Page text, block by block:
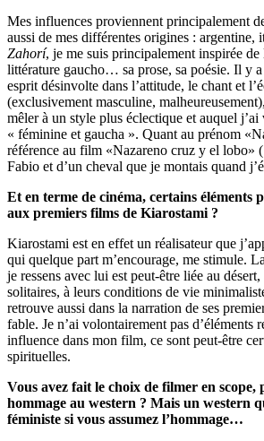
Mes influences proviennent principalement
aussi de mes différentes origines : argentine,
Zahorí, je me suis principalement inspirée de
littérature gaucho… sa prose, sa poésie. Il y
esprit désinvolte dans l’attitude, le chant et
(exclusivement masculine,
mêler à un style plus éclectique et auquel
« féminine et gaucha ». Quant au prénom
référence au film «Nazareno cruz y el lobo»
Fabio et d’un cheval que je montais quand
Et en terme de cinéma, certains éléments
aux premiers films de Kiarostami ?
Kiarostami est en effet un réalisateur que
qui quelque part m’encourage, me stimule.
je ressens avec lui est peut-être liée au désert,
solitaires, à leurs conditions de vie
retrouve aussi dans la narration de ses
fable. Je n’ai volontairement pas d’éléments
influence dans mon film, ce sont peut-être
spirituelles.
Vous avez fait le choix de filmer en scope,
hommage au western ? Mais un western
féministe si vous assumez l’hommage…